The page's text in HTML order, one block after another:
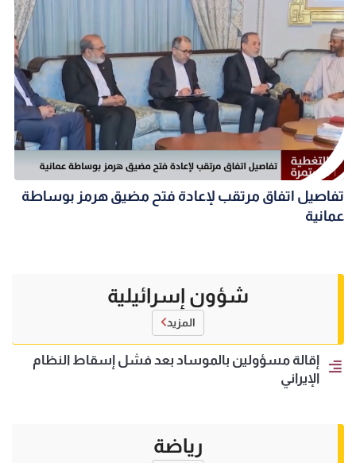
تفاصيل اتفاق مرتقب لإعادة فتح مضيق هرمز بوساطة
عمانية
شؤون إسرائيلية
المزيد
إقالة مسؤولين بالموساد بعد فشل إسقاط النظام
الإيراني
رياضة